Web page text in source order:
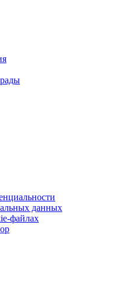
данных
файлах